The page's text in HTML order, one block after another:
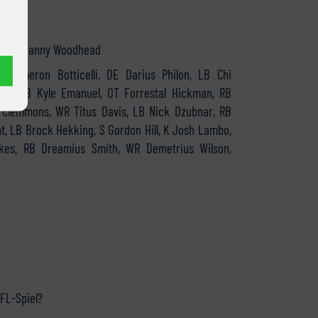
RB Danny Woodhead
Cameron Botticelli, DE Darius Philon, LB Chi
LB Kyle Emanuel, OT Forrestal Hickman, RB
WR Titus Davis, LB Nick Dzubnar, RB
LB Brock Hekking, S Gordon Hill, K Josh Lambo,
RB Dreamius Smith, WR Demetrius Wilson,
Spiel?